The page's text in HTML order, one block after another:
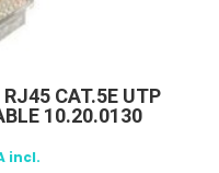
CAT.5E UTP
10.20.0130
incl.